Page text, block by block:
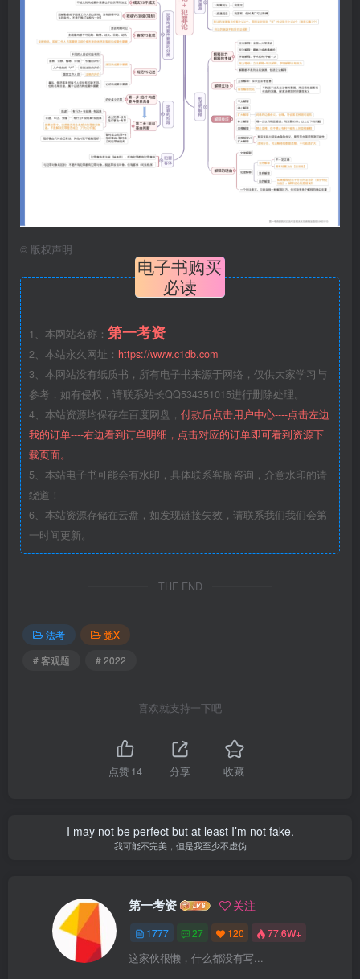
© 版权声明
电子书购买
必读
1、本网站名称： 第一考资
2、本站永久网址： https://www.c1db.com
3、本网站没有纸质书，所有电子书来源于网络，仅供大家学习与
参考，如有侵权，请联系站长QQ534351015进行删除处理。
4、本站资源均保存在百度网盘， 付款后点击用户中心----点击左边
我的订单----右边看到订单明细，点击对应的订单即可看到资源下
载页面。
5、本站电子书可能会有水印，具体联系客服咨询，介意水印的请
绕道！
6、本站资源存储在云盘，如发现链接失效，请联系我们我们会第
一时间更新。
THE END
法考
觉X
# 客观题
# 2022
喜欢就支持一下吧
点赞14 分享 收藏
I may not be perfect but at least I’m not fake.
我可能不完美，但是我至少不虚伪
第一考资 关注
1777 27 120 77.6W+
这家伙很懒，什么都没有写...